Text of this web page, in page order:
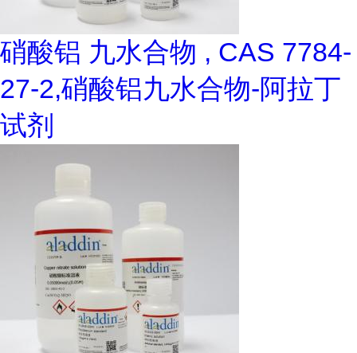
硝酸铝 九水合物 , CAS 7784-
27-2,硝酸铝九水合物-阿拉丁
试剂